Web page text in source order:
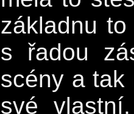
základnu
s řadou
scény a tak
své